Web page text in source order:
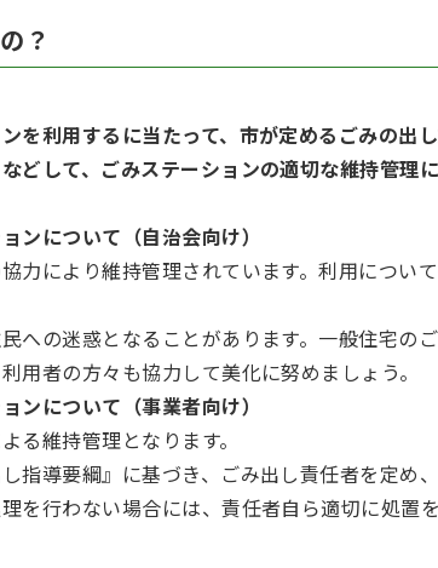
？
を利用するに当たって、市が定めるごみの出
どして、ごみステーションの適切な維持管理
ンについて（自治会向け）
力により維持管理されています。利用につい
への迷惑となることがあります。一般住宅の
用者の方々も協力して美化に努めましょう。
ンについて（事業者向け）
る維持管理となります。
指導要綱』に基づき、ごみ出し責任者を定め
を行わない場合には、責任者自ら適切に処置